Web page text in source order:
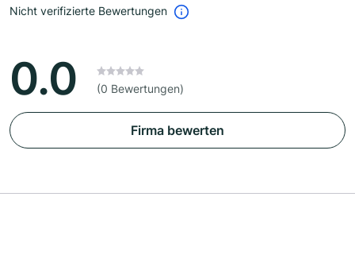
Nicht verifizierte Bewertungen
0.0 (0 Bewertungen)
Firma bewerten